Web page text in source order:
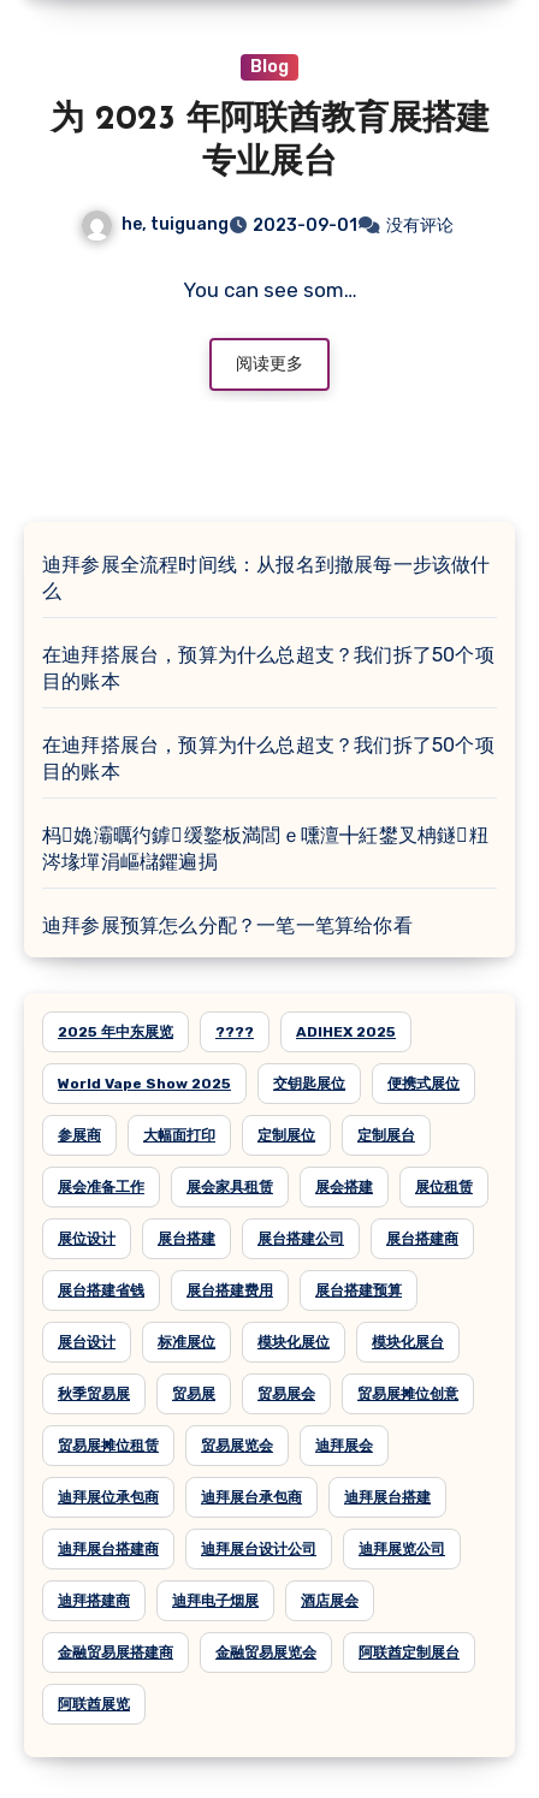
Blog
为 2023 年阿联酋教育展搭建
专业展台
he, tuiguang 2023-09-01 没有评论
You can see som…
阅读更多
迪拜参展全流程时间线：从报名到撤展每一步该做什
么
在迪拜搭展台，预算为什么总超支？我们拆了50个项
目的账本
在迪拜搭展台，预算为什么总超支？我们拆了50个项
目的账本
杩嫓灞曞彴鎼缓鐜板満閭ｅ嚑澶╋紝鐢叉柟鐩粈
涔堟墠涓嶇櫧鑺遍挶
迪拜参展预算怎么分配？一笔一笔算给你看
2025 年中东展览 ???? ADIHEX 2025
World Vape Show 2025 交钥匙展位 便携式展位
参展商 大幅面打印 定制展位 定制展台
展会准备工作 展会家具租赁 展会搭建 展位租赁
展位设计 展台搭建 展台搭建公司 展台搭建商
展台搭建省钱 展台搭建费用 展台搭建预算
展台设计 标准展位 模块化展位 模块化展台
秋季贸易展 贸易展 贸易展会 贸易展摊位创意
贸易展摊位租赁 贸易展览会 迪拜展会
迪拜展位承包商 迪拜展台承包商 迪拜展台搭建
迪拜展台搭建商 迪拜展台设计公司 迪拜展览公司
迪拜搭建商 迪拜电子烟展 酒店展会
金融贸易展搭建商 金融贸易展览会 阿联酋定制展台
阿联酋展览